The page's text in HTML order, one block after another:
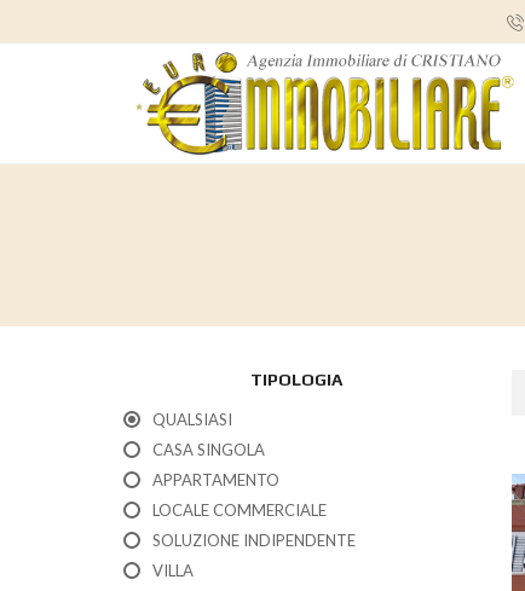
TIPOLOGIA
QUALSIASI
CASA SINGOLA
APPARTAMENTO
LOCALE COMMERCIALE
SOLUZIONE INDIPENDENTE
VILLA